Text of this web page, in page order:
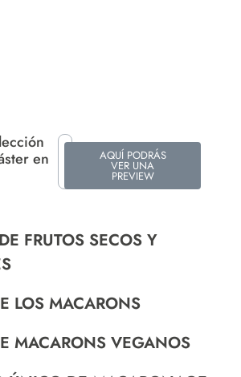
en
AQUÍ PODRÁS
VER UNA
PREVIEW
FRUTOS SECOS Y
LOS MACARONS
MACARONS VEGANOS